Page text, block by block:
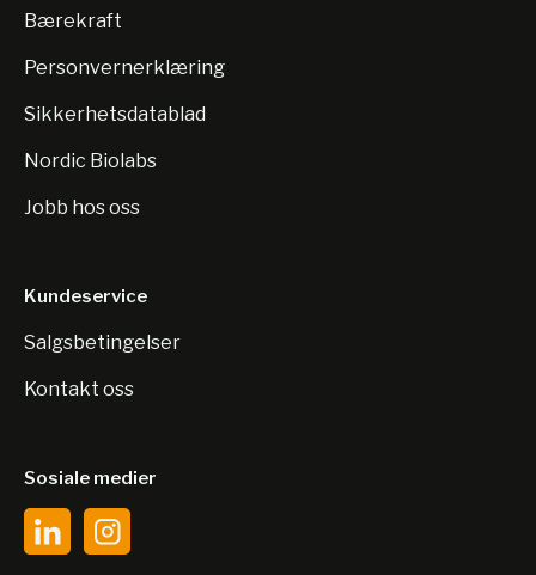
Bærekraft
Personvernerklæring
Sikkerhetsdatablad
Nordic Biolabs
Jobb hos oss
Kundeservice
Salgsbetingelser
Kontakt oss
Sosiale medier